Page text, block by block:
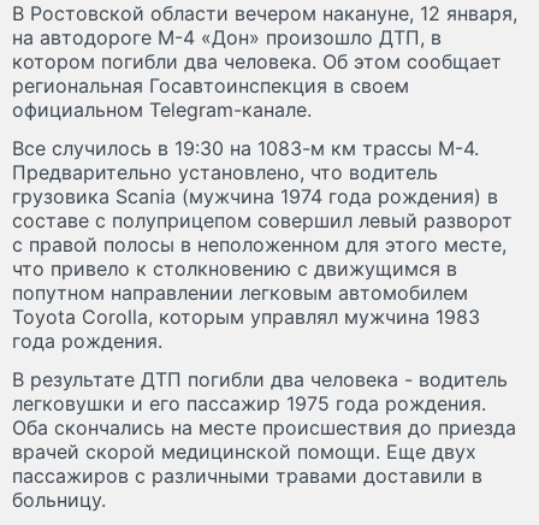
В Ростовской области вечером накануне, 12 января,
на автодороге М-4 «Дон» произошло ДТП, в
котором погибли два человека. Об этом сообщает
региональная Госавтоинспекция в своем
официальном Telegram-канале.
Все случилось в 19:30 на 1083-м км трассы М-4.
Предварительно установлено, что водитель
грузовика Scania (мужчина 1974 года рождения) в
составе с полуприцепом совершил левый разворот
с правой полосы в неположенном для этого месте,
что привело к столкновению с движущимся в
попутном направлении легковым автомобилем
Toyota Corolla, которым управлял мужчина 1983
года рождения.
В результате ДТП погибли два человека - водитель
легковушки и его пассажир 1975 года рождения.
Оба скончались на месте происшествия до приезда
врачей скорой медицинской помощи. Еще двух
пассажиров с различными травами доставили в
больницу.